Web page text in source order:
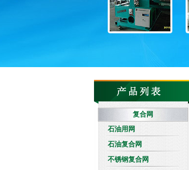
复合网
石油用网
石油复合网
不锈钢复合网